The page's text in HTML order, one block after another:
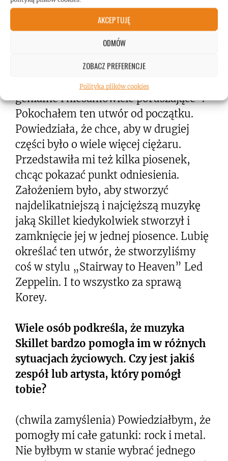
AKCEPTUJĘ
ODMÓW
ZOBACZ PREFERENCJE
Polityka plików cookies
od mojej żony. Wiedziałem, że nad
czymś pracuje, ale trzymała to w
tajemnicy. Po dwóch tygodniach
utworu, a konkretnie pierwszą,
łagodną częścią. Pomyślałem: „To
genialne i niesamowicie poruszające”.
Pokochałem ten utwór od początku.
Powiedziała, że chce, aby w drugiej
części było o wiele więcej ciężaru.
Przedstawiła mi też kilka piosenek,
chcąc pokazać punkt odniesienia.
Założeniem było, aby stworzyć
najdelikatniejszą i najcięższą muzykę
jaką Skillet kiedykolwiek stworzył i
zamknięcie jej w jednej piosence. Lubię
określać ten utwór, że stworzyliśmy
coś w stylu „Stairway to Heaven” Led
Zeppelin. I to wszystko za sprawą
Korey.
Wiele osób podkreśla, że muzyka
Skillet bardzo pomogła im w różnych
sytuacjach życiowych. Czy jest jakiś
zespół lub artysta, który pomógł
tobie?
(chwila zamyślenia) Powiedziałbym, że
pomogły mi całe gatunki: rock i metal.
Nie byłbym w stanie wybrać jednego